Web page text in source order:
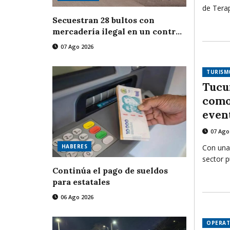
Secuestran 28 bultos con
mercadería ilegal en un control
fronterizo
07 Ago 2026
HABERES
Continúa el pago de sueldos
para estatales
06 Ago 2026
de
07
Con
sector